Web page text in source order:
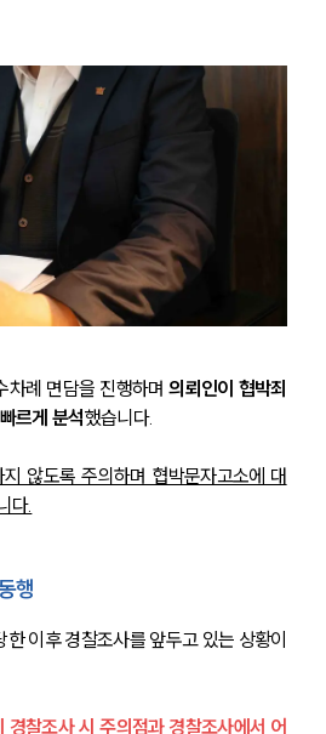
차례 면담을 진행하며 의뢰인이 협박죄
르게 분석했습니다.
않도록 주의하며 협박문자고소에 대
다.
행
이후 경찰조사를 앞두고 있는 상황이
경찰조사 시 주의점과 경찰조사에서 어